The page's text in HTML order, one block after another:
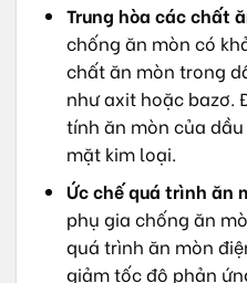
Trung hòa các chất
chống ăn mòn có
chất ăn mòn trong
như axit hoặc bazơ.
tính ăn mòn của
mặt kim loại.
Ức chế quá trình ăn
phụ gia chống ăn
quá trình ăn mòn
giảm tốc độ phản